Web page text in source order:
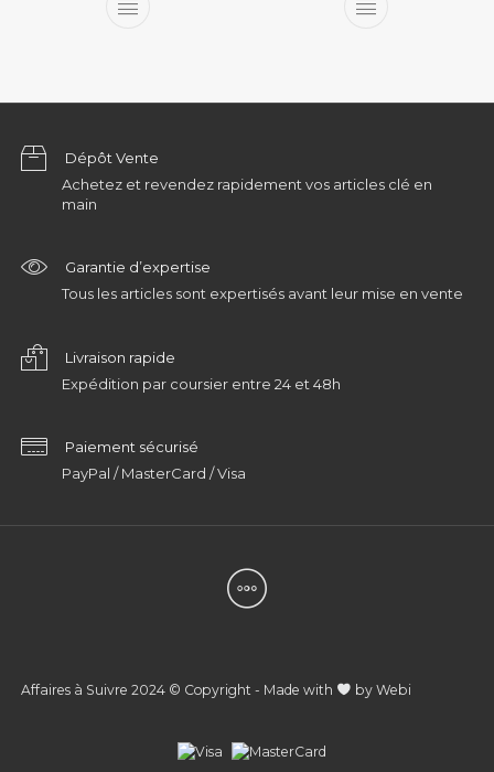
Dépôt Vente
Achetez et revendez rapidement vos articles clé en
main
Garantie d’expertise
Tous les articles sont expertisés avant leur mise en vente
Livraison rapide
Expédition par coursier entre 24 et 48h
Paiement sécurisé
PayPal / MasterCard / Visa
Affaires à Suivre 2024 © Copyright - Made with by Webi